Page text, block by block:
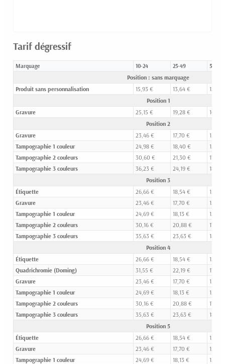
Tarif dégressif
Marquage 10-24 25-49 50-99
Position : sans marquage
Produit sans personnalisation
15,93 € 13,64 €
12,75
Position 1
Gravure
25,15 € 19,28 €
16,05
Position 2
Gravure
23,46 € 17,70 €
15,00
Tampographie 1 couleur
24,98 € 18,40 €
15,54
Tampographie 2 couleurs
30,60 € 21,30 €
17,23
Tampographie 3 couleurs
36,23 € 24,19 €
18,92
Position 3
Étiquette
26,66 € 18,54 €
15,40
Gravure
23,46 € 17,70 €
15,00
Tampographie 1 couleur
24,69 € 18,13 €
15,42
Tampographie 2 couleurs
30,16 € 20,88 €
17,01
Tampographie 3 couleurs
35,63 € 23,63 €
18,61
Position 4
Étiquette
26,66 € 18,54 €
15,40
Quadrichromie (Doming)
31,55 € 22,19 €
17,69
Gravure
23,46 € 17,70 €
15,00
Tampographie 1 couleur
24,69 € 18,13 €
15,42
Tampographie 2 couleurs
30,16 € 20,88 €
17,01
Tampographie 3 couleurs
35,63 € 23,63 €
18,61
Position 5
Étiquette
26,66 € 18,54 €
15,40
Gravure
23,46 € 17,70 €
15,00
Tampographie 1 couleur
24,69 € 18,13 €
15,42